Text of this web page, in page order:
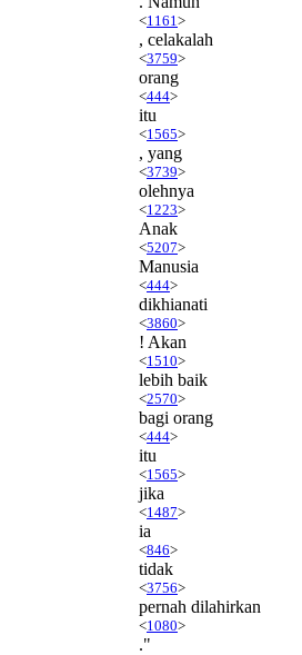
<1161 >
, celakalah
<3759>
orang
<444>
itu
<1565>
, yang
<3739>
olehnya
<1223>
Anak
<5207>
Manusia
<444>
dikhianati
<3860>
! Akan
<1510>
lebih baik
<2570>
bagi orang
<444>
itu
<1565>
jika
<1487>
ia
<846>
tidak
<3756>
pernah dilahirkan
<1080>
."